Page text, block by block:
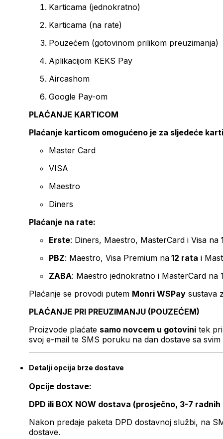
Karticama (jednokratno)
Karticama (na rate)
Pouzećem (gotovinom prilikom preuzimanja)
Aplikacijom KEKS Pay
Aircashom
Google Pay-om
PLAĆANJE KARTICOM
Plaćanje karticom omogućeno je za sljedeće
Master Card
VISA
Maestro
Diners
Plaćanje na rate:
Erste: Diners, Maestro, MasterCard i Visa na
PBZ: Maestro, Visa Premium na 12 rata i
ZABA: Maestro jednokratno i MasterCard na
Plaćanje se provodi putem Monri WSPay sustava
PLAĆANJE PRI PREUZIMANJU (POUZEĆEM)
Proizvode plaćate samo novcem u gotovini tek
svoj e-mail te SMS poruku na dan dostave sa svim
Detalji opcija brze dostave
Opcije dostave:
DPD ili BOX NOW dostava (prosječno, 3-7 radnih
Nakon predaje paketa DPD dostavnoj službi, na
dostave.